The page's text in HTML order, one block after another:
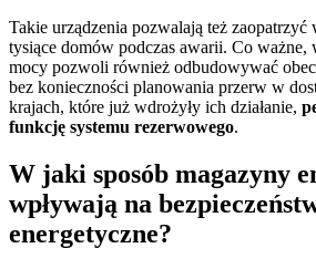
Takie urządzenia pozwalają też zaopatrzyć
tysiące domów podczas awarii. Co ważne,
mocy pozwoli również odbudowywać
bez konieczności planowania przerw w
krajach, które już wdrożyły ich działanie,
funkcję systemu rezerwowego.
W jaki sposób magazyny
wpływają na
energetyczne?